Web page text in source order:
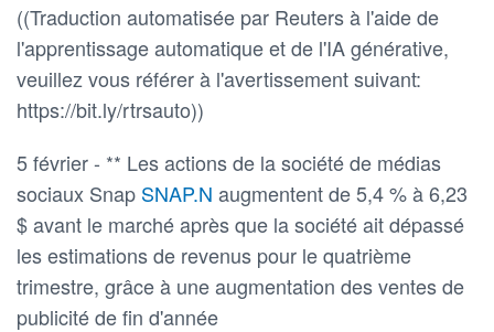
((Traduction automatisée par Reuters à l'aide de
l'apprentissage automatique et de l'IA générative,
veuillez vous référer à l'avertissement suivant:
https://bit.ly/rtrsauto))
5 février - ** Les actions de la société de médias
sociaux Snap SNAP.N augmentent de 5,4 % à 6,23
$ avant le marché après que la société ait dépassé
les estimations de revenus pour le quatrième
trimestre, grâce à une augmentation des ventes de
publicité de fin d'année